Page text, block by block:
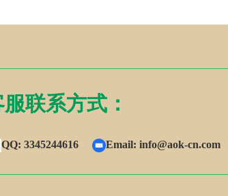
联系方式：
QQ: 3345244616 Email:info@aok-cn.com